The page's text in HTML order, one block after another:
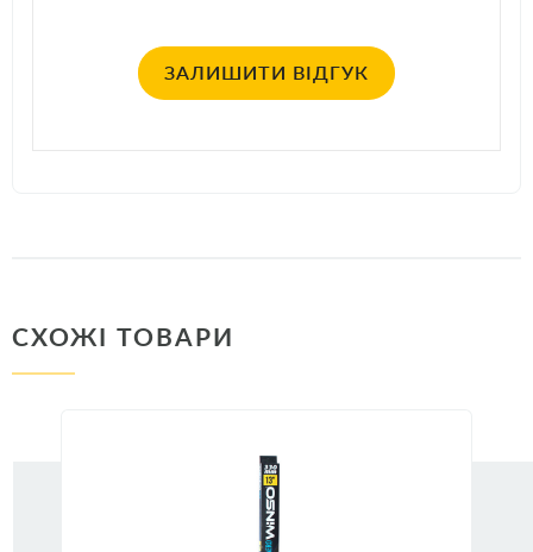
ЗАЛИШИТИ ВІДГУК
СХОЖІ ТОВАРИ